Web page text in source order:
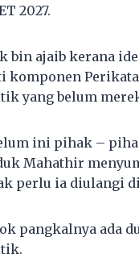
2027.
bin ajaib kerana
komponen
yang belum
ini pihak –
Mahathir
perlu ia diulangi
pangkalnya ada